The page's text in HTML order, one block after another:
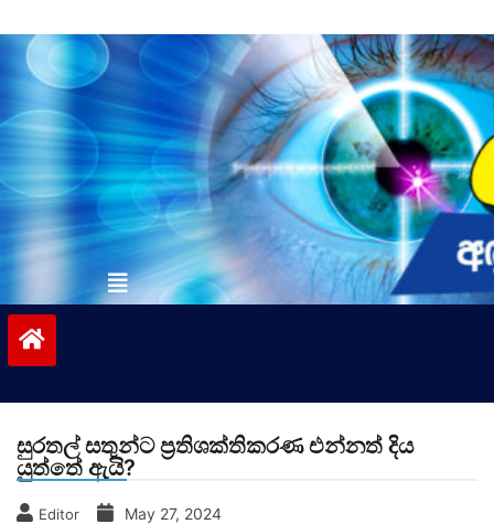
to
contentvinivida.lk
සුරතල් සතුන්ට ප්‍රතිශක්තිකරණ එන්නත් දිය
යුත්තේ ඇයි?
Editor May 27, 2024